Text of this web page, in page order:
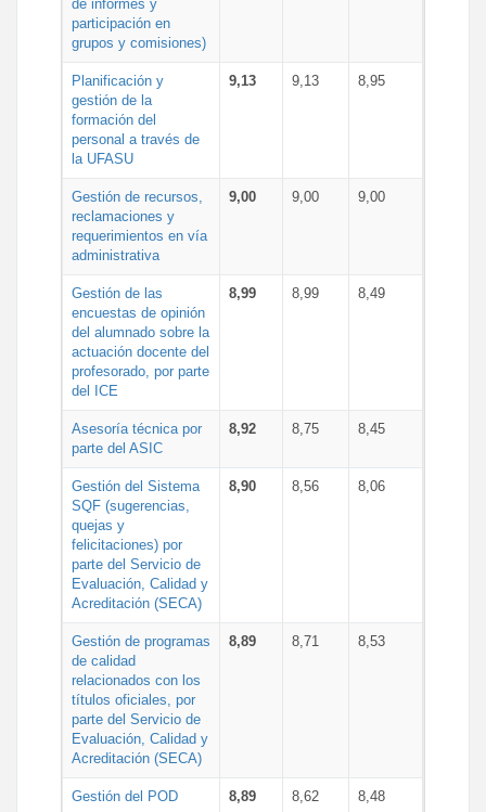
de informes y
participación en
grupos y comisiones)
Planificación y
gestión de la
formación del
personal a través de
la UFASU
9,13 9,13 8,95
Gestión de recursos,
reclamaciones y
requerimientos en vía
administrativa
9,00 9,00 9,00
Gestión de las
encuestas de opinión
del alumnado sobre la
actuación docente del
profesorado, por parte
del ICE
8,99 8,99 8,49
Asesoría técnica por
parte del ASIC
8,92 8,75 8,45
Gestión del Sistema
SQF (sugerencias,
quejas y
felicitaciones) por
parte del Servicio de
Evaluación, Calidad y
Acreditación (SECA)
8,90 8,56 8,06
Gestión de programas
de calidad
relacionados con los
títulos oficiales, por
parte del Servicio de
Evaluación, Calidad y
Acreditación (SECA)
8,89 8,71 8,53
Gestión del POD 8,89 8,62 8,48